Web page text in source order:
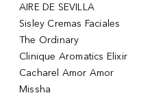
AIRE DE SEVILLA
Sisley Cremas Faciales
The Ordinary
Clinique Aromatics Elixir
Cacharel Amor Amor
Missha